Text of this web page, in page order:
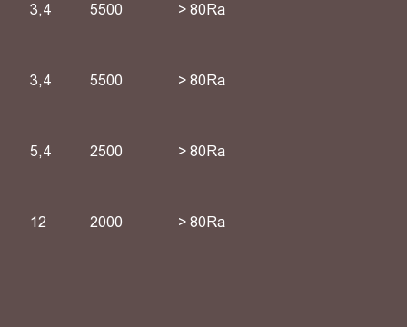
3,4 5500 > 80Ra
3,4 5500 > 80Ra
5,4 2500 > 80Ra
12 2000 > 80Ra